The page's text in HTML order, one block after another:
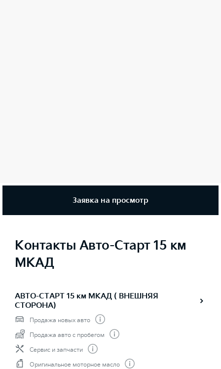
Заявка на просмотр
Контакты Авто-Старт 15 км
МКАД
АВТО-СТАРТ 15 км МКАД ( ВНЕШНЯЯ
СТОРОНА)
Продажа новых авто
Продажа авто с пробегом
Сервис и запчасти
Оригинальное моторное масло